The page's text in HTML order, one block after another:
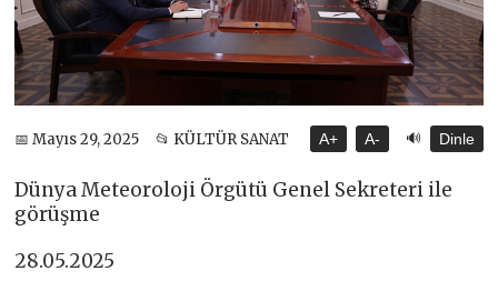
📅 Mayıs 29, 2025 📂 KÜLTÜR SANAT A+ A- 🔊 Dinle
Dünya Meteoroloji Örgütü Genel Sekreteri ile
görüşme
28.05.2025